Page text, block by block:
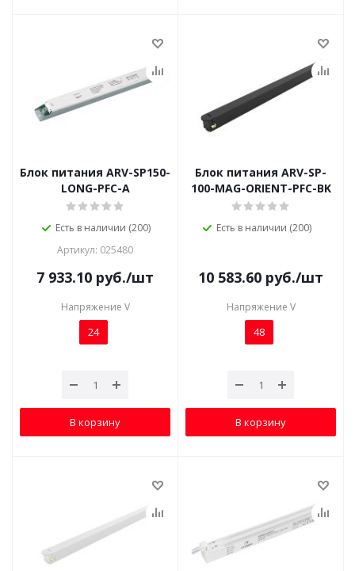
Блок питания ARV-SP150-
LONG-PFC-A
Есть в наличии (200)
Артикул: 025480
7 933.10 руб./шт
Напряжение V
24
В корзину
Блок питания ARV-SP-
100-MAG-ORIENT-PFC-BK
Есть в наличии (200)
10 583.60 руб./шт
Напряжение V
48
В корзину